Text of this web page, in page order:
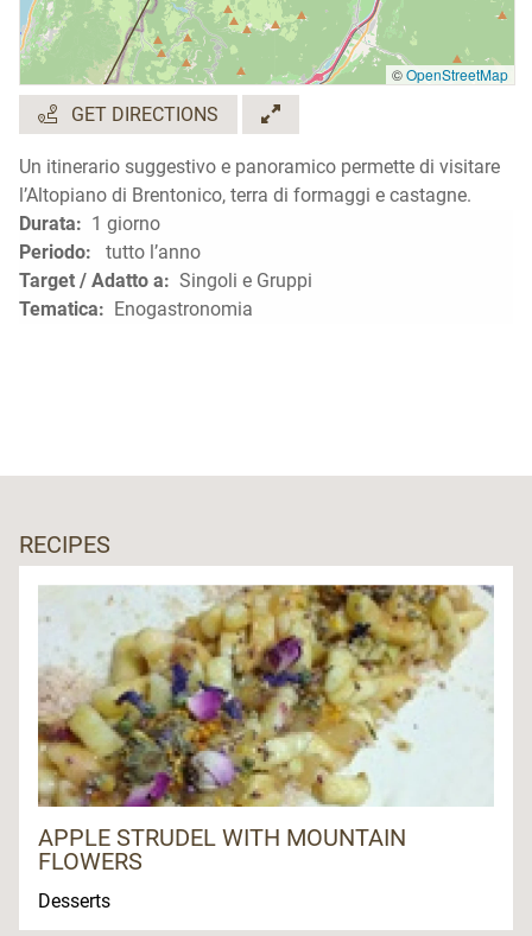
©OpenStreetMap
GET DIRECTIONS
Un itinerario suggestivo e panoramico permette di visitare
l’Altopiano di Brentonico, terra di formaggi e castagne.
Durata: 1 giorno
Periodo: tutto l’anno
Target / Adatto a: Singoli e Gruppi
Tematica: Enogastronomia
RECIPES
APPLE STRUDEL WITH MOUNTAIN
FLOWERS
Desserts